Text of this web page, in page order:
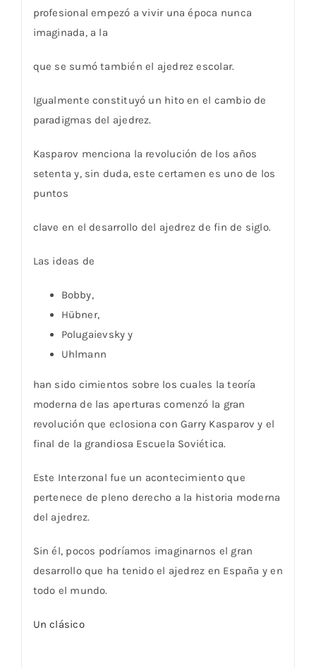
profesional empezó a vivir una época nunca
imaginada, a la
que se sumó también el ajedrez escolar.
Igualmente constituyó un hito en el cambio de
paradigmas del ajedrez.
Kasparov menciona la revolución de los años
setenta y, sin duda, este certamen es uno de los
puntos
clave en el desarrollo del ajedrez de fin de siglo.
Las ideas de
Bobby,
Hübner,
Polugaievsky y
Uhlmann
han sido cimientos sobre los cuales la teoría
moderna de las aperturas comenzó la gran
revolución que eclosiona con Garry Kasparov y el
final de la grandiosa Escuela Soviética.
Este Interzonal fue un acontecimiento que
pertenece de pleno derecho a la historia moderna
del ajedrez.
Sin él, pocos podríamos imaginarnos el gran
desarrollo que ha tenido el ajedrez en España y en
todo el mundo.
Un clásico